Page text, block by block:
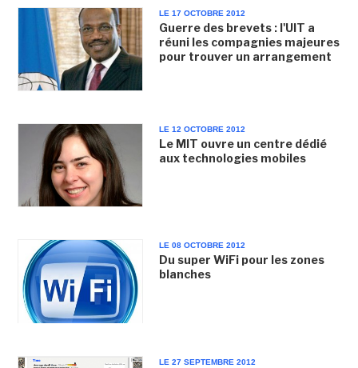
LE 17 OCTOBRE 2012
Guerre des brevets : l'UIT a
réuni les compagnies majeures
pour trouver un arrangement
LE 12 OCTOBRE 2012
Le MIT ouvre un centre dédié
aux technologies mobiles
LE 08 OCTOBRE 2012
Du super WiFi pour les zones
blanches
LE 27 SEPTEMBRE 2012